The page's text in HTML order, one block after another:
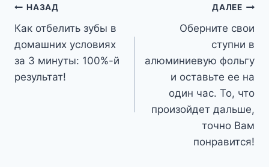
Навигация
по
записям
НАЗАД
Как отбелить зубы в
домашних условиях
за 3 минуты: 100%-й
результат!
ДАЛЕЕ
Оберните свои
ступни в
алюминиевую фольгу
и оставьте ее на
один час. То, что
произойдет дальше,
точно Вам
понравится!